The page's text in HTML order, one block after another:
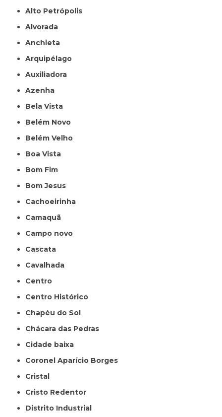
Alto Petrópolis
Alvorada
Anchieta
Arquipélago
Auxiliadora
Azenha
Bela Vista
Belém Novo
Belém Velho
Boa Vista
Bom Fim
Bom Jesus
Cachoeirinha
Camaquã
Campo novo
Cascata
Cavalhada
Centro
Centro Histórico
Chapéu do Sol
Chácara das Pedras
Cidade baixa
Coronel Aparício Borges
Cristal
Cristo Redentor
Distrito Industrial